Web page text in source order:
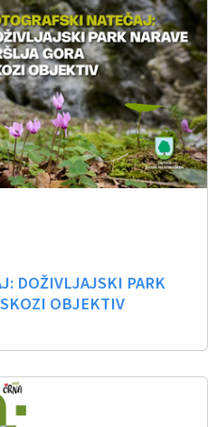
DOŽIVLJAJSKI PARK
SKOZI OBJEKTIV